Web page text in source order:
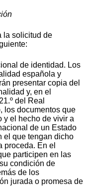
la solicitud de
de identidad. Los
española y
presentar copia del
y, en el
del Real
los documentos que
y el hecho de vivir a
de un Estado
el que tengan dicho
proceda. En el
participen en las
condición de
de los
jurada o promesa de